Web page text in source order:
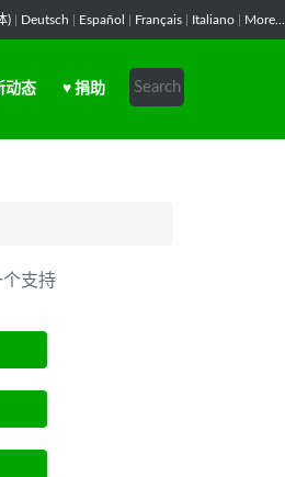
) Deutsch Español Français Italiano More...
动态 ♥ 捐助
支持